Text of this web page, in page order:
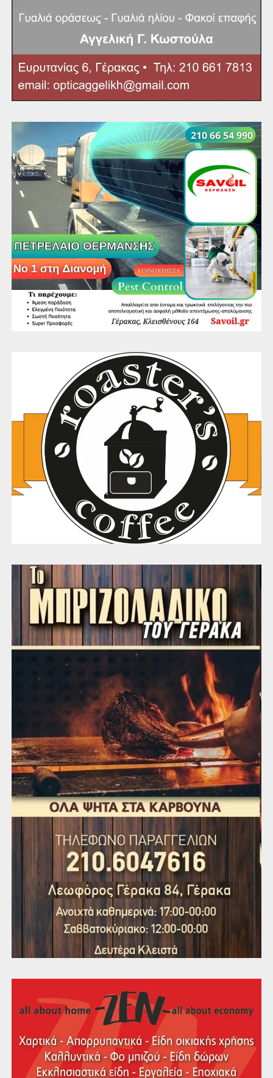
ΔΗΜΟΤΙΚΑ ΓΕΡΑΚΑΣ
1ο Δημοτικό, ώρα: 08.15
2ο Δημοτικό, ώρα: 08.15
4ο Δημοτικό, ώρα: 08.15
5ο Δημοτικό, ώρα: 09.45
6ο Δημοτικό, ώρα: 09.00
7ο Δημοτικό, ώρα: 10.45
8ο Δημοτικό, ώρα: 09.30
ΓΥΜΝΑΣΙΑ ΓΕΡΑΚΑ
2ο Γυμνάσιο, ώρα: 09.15
3ο Γυμνάσιο, ώρα: 10.30
Καλλιτεχνικό Γυμνάσιο, ώρα: 09.30
ΛΥΚΕΙΑ ΓΕΡΑΚΑ
1ο Λύκειο, ώρα: 10.30
2ο Λύκειο, ώρα: 11.00
ΑΝΘΟΥΣΑ
Νηπιαγωγείο, ώρα: 10.00
Δημοτικό, ώρα: 0915
Γυμνάσιο, ώρα: 10.00